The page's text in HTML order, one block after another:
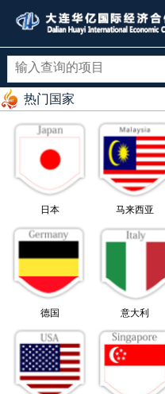
热门国家
日本 马来西亚
德国 意大利